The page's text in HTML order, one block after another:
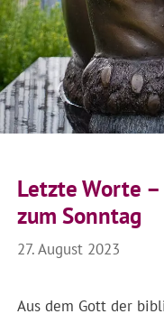
Letzte Worte
zum Sonntag
27. August 2023
Aus dem Gott der